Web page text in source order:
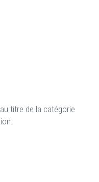
titre de la catégorie